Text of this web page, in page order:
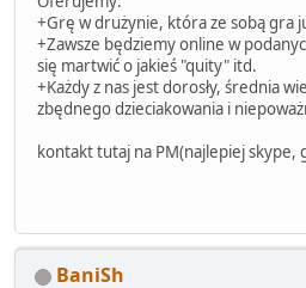
+Grę w drużynie, która ze sobą gra
+Zawsze będziemy online w
się martwić o jakieś "quity" itd.
+Każdy z nas jest dorosły, średnia
zbędnego dzieciakowania i
kontakt tutaj na PM(najlepiej skype,
BaniSh